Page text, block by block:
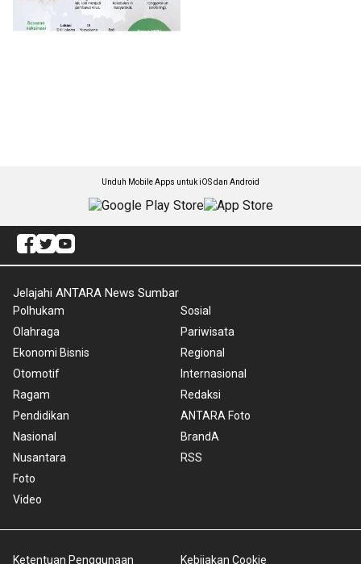
Unduh Mobile Apps untuk iOS dan Android
Jelajahi ANTARA News Sumbar
Polhukam
Olahraga
Ekonomi Bisnis
Otomotif
Ragam
Pendidikan
Nasional
Nusantara
Foto
Video
Sosial
Pariwisata
Regional
Internasional
Redaksi
ANTARA Foto
BrandA
RSS
Ketentuan Penggunaan Kebijakan Cookie